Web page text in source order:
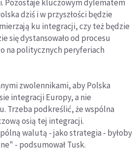
Pozostaje kluczowym dylematem
dziś i w przyszłości będzie
ku integracji, czy też będzie
się dystansowało od procesu
na politycznych peryferiach
zwolennikami, aby Polska
integracji Europy, a nie
Trzeba podkreślić, że wspólna
osią tej integracji.
walutą - jako strategia - byłoby
- podsumował Tusk.